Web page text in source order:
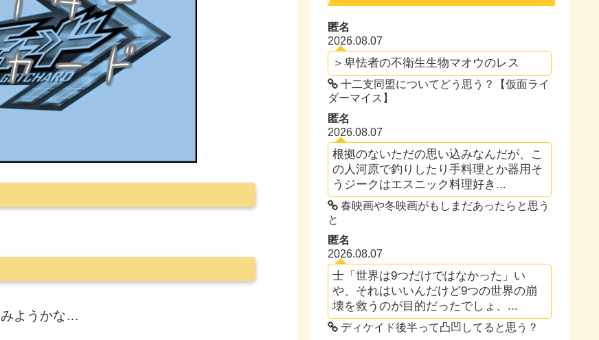
ようかな…
匿名
2026.08.07
＞卑怯者の不衛生生物マオウのレス
十二支同盟についてどう思う？【仮面ライ
ダーマイス】
匿名
2026.08.07
根拠のないただの思い込みなんだが、こ
の人河原で釣りしたり手料理とか器用そ
うジークはエスニック料理好き...
春映画や冬映画がもしまだあったらと思う
と
匿名
2026.08.07
士「世界は9つだけではなかった」い
や、それはいいんだけど9つの世界の崩
壊を救うのが目的だったでしょ、...
ディケイド後半って凸凹してると思う？